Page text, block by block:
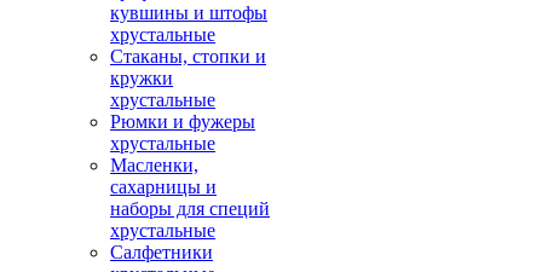
кувшины и штофы
хрустальные
Стаканы, стопки и
кружки
хрустальные
Рюмки и фужеры
хрустальные
Масленки,
сахарницы и
наборы для специй
хрустальные
Салфетники